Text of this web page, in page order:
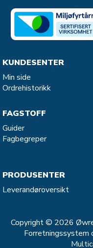
KUNDESENTER
Min side
Ordrehistorikk
FAGSTOFF
Guider
Fagbegreper
PRODUSENTER
Leverandøroversikt
Copyright © 2026
Forretningssystem